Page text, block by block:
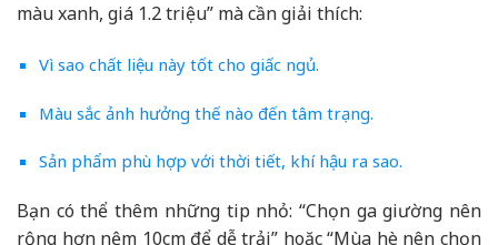
màu xanh, giá 1.2 triệu” mà cần giải thích:
Vì sao chất liệu này tốt cho giấc ngủ.
Màu sắc ảnh hưởng thế nào đến tâm trạng.
Sản phẩm phù hợp với thời tiết, khí hậu ra sao.
Bạn có thể thêm những tip nhỏ: “Chọn ga giường nên
rộng hơn nệm 10cm để dễ trải” hoặc “Mùa hè nên chọn